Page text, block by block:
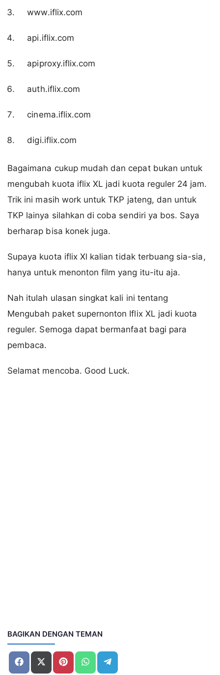
www.iflix.com
api.iflix.com
apiproxy.iflix.com
auth.iflix.com
cinema.iflix.com
digi.iflix.com
Bagaimana cukup mudah dan cepat bukan untuk
mengubah kuota iflix XL jadi kuota reguler 24 jam.
Trik ini masih work untuk TKP jateng, dan untuk
TKP lainya silahkan di coba sendiri ya bos. Saya
berharap bisa konek juga.
Supaya kuota iflix Xl kalian tidak terbuang sia-sia,
hanya untuk menonton film yang itu-itu aja.
Nah itulah ulasan singkat kali ini tentang
Mengubah paket supernonton Iflix XL jadi kuota
reguler. Semoga dapat bermanfaat bagi para
pembaca.
Selamat mencoba. Good Luck.
BAGIKAN DENGAN TEMAN
Share
on
Share
on
Share
on
Share
on
on